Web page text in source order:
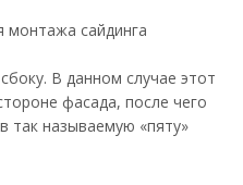
монтажа сайдинга
В данном случае этот
фасада, после чего
так называемую «пяту»